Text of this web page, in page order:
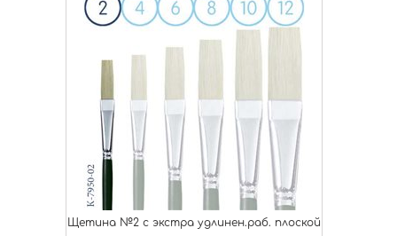
Щетина №2 с экстра удлинен.раб. плоской